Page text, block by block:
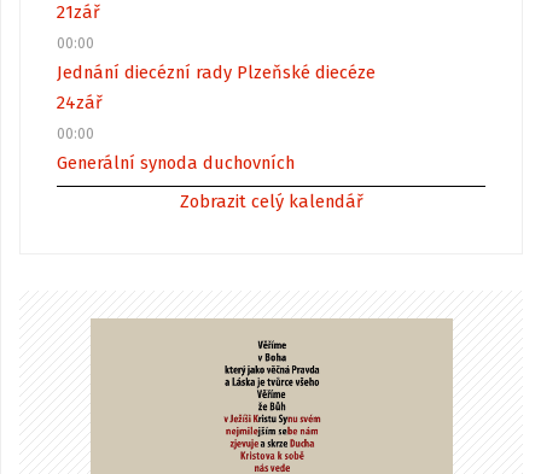
21zář
00:00
Jednání diecézní rady Plzeňské diecéze
24zář
00:00
Generální synoda duchovních
Zobrazit celý kalendář